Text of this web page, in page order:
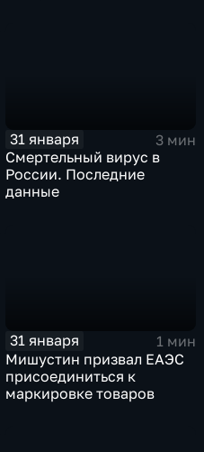
31 января
3 мин
Смертельный вирус в
России. Последние
данные
31 января
1 мин
Мишустин призвал ЕАЭС
присоединиться к
маркировке товаров